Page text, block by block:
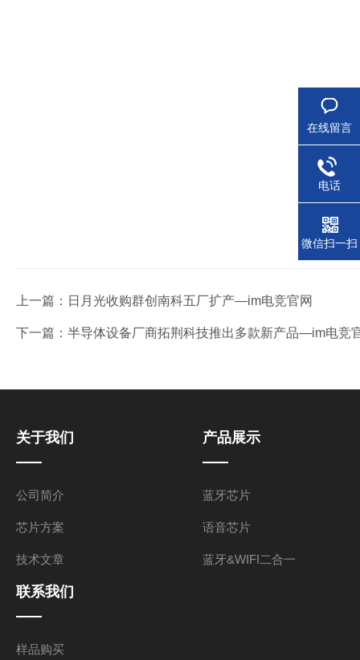
上一篇： 日月光收购群创南科五厂扩产—im电竞官网
下一篇： 半导体设备厂商拓荆科技推出多款新产品—im电竞
关于我们
公司简介
芯片方案
技术文章
产品展示
蓝牙芯片
语音芯片
蓝牙&WIFI二合一
联系我们
样品购买
在线留言
电话
微信扫一扫